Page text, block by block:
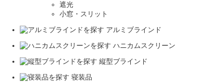
遮光
小窓・スリット
アルミブラインド
ハニカムスクリーン
縦型ブラインド
寝装品